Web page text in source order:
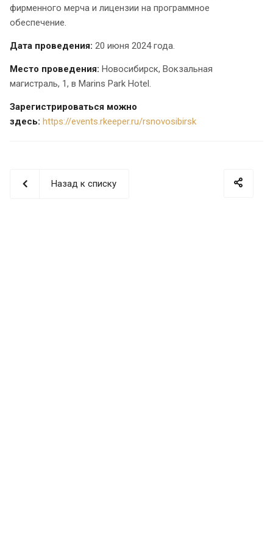
фирменного мерча и лицензии на программное
обеспечение.
Дата проведения: 20 июня 2024 года.
Место проведения: Новосибирск, Вокзальная
магистраль, 1, в Marins Park Hotel.
Зарегистрироваться можно
здесь: https://events.rkeeper.ru/rsnovosibirsk
Назад к списку